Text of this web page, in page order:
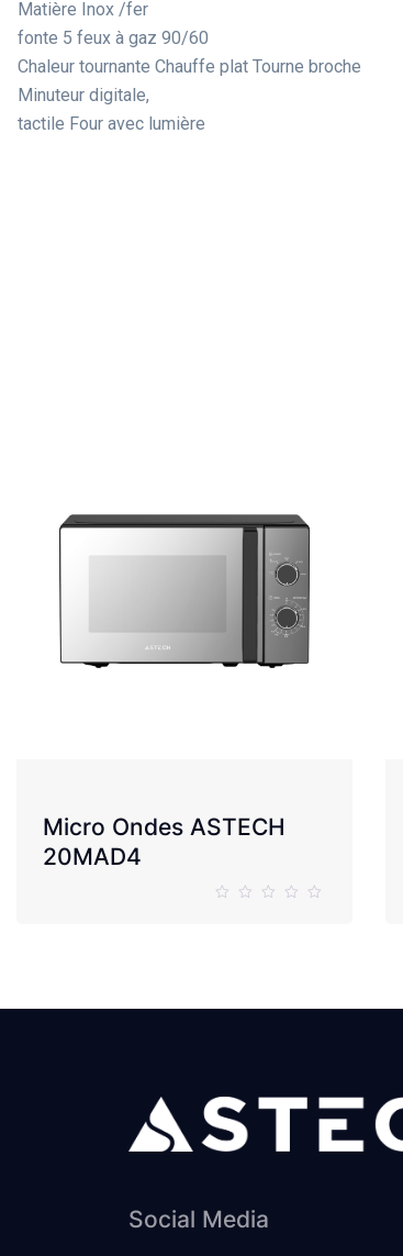
Matière Inox /fer
fonte 5 feux à gaz 90/60
Chaleur tournante Chauffe plat Tourne broche
Minuteur digitale,
tactile Four avec lumière
Micro Ondes ASTECH
20MAD4
Social Media